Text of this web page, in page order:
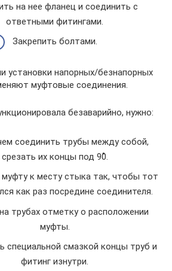
на нее фланец и соединить с
ответными фитингами.
Закрепить болтами.
установки напорных/безнапорных
муфтовые соединения.
безаварийно, нужно:
соединить трубы между собой,
срезать их концы под 90̊.
к месту стыка так, чтобы тот
как раз посредине соединителя.
трубах отметку о расположении
муфты.
специальной смазкой концы труб и
фитинг изнутри.